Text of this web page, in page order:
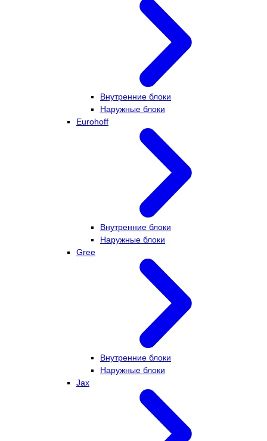
Внутренние блоки
Наружные блоки
Eurohoff
Внутренние блоки
Наружные блоки
Gree
Внутренние блоки
Наружные блоки
Jax